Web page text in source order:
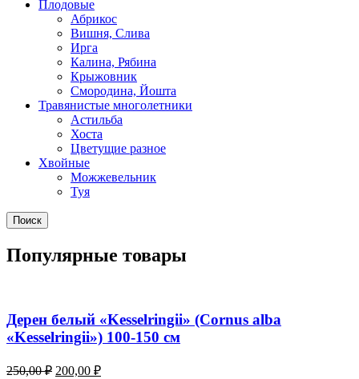
Плодовые
Абрикос
Вишня, Слива
Ирга
Калина, Рябина
Крыжовник
Смородина, Йошта
Травянистые многолетники
Астильба
Хоста
Цветущие разное
Хвойные
Можжевельник
Туя
Поиск
Популярные товары
Дерен белый «Kesselringii» (Cornus alba
«Kesselringii») 100-150 см
250,00₽ Первоначальная
200,00 ₽Текущая